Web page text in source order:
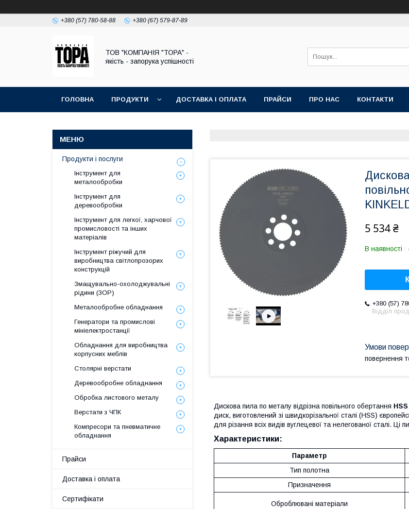
+380 (57) 780-58-88 +380 (67) 579-87-89
ТОВ "КОМПАНІЯ "ТОРА" -
якість - запорука успішності
ГОЛОВНА ПРОДУКТИ ДОСТАВКА І ОПЛАТА ПРАЙСИ ПРО НАС КОНТАКТИ
5 534 ₴
В наявності
+380 (57)
Відділ
повернення
Дискова пила по металу відрізна повільного обертання
диск, виготовлений зі швидкорізальної сталі (HSS)
для різання всіх видів вуглецевої та нелегованої сталі.
Характеристики:
Параметр
Тип полотна
Призначення
Оброблювані матеріали
Продукти і послуги
Інструмент для
металообробки
Інструмент для
деревообробки
Інструмент для легкої, харчової
промисловості та інших
матеріалів
Інструмент ріжучий для
виробництва світлопрозорих
конструкцій
Змащувально-охолоджувальні
рідини (ЗОР)
Металообробне обладнання
Генератори та промислові
мініелектростанції
Обладнання для виробництва
корпусних меблів
Столярні верстати
Деревообробне обладнання
Обробка листового металу
Верстати з ЧПК
Компресори та пневматичне
обладнання
Прайси
Доставка і оплата
Сертифікати